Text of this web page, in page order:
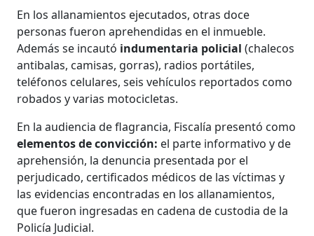
En los allanamientos ejecutados, otras doce
personas fueron aprehendidas en el inmueble.
Además se incautó indumentaria policial (chalecos
antibalas, camisas, gorras), radios portátiles,
teléfonos celulares, seis vehículos reportados como
robados y varias motocicletas.
En la audiencia de flagrancia, Fiscalía presentó como
elementos de convicción: el parte informativo y de
aprehensión, la denuncia presentada por el
perjudicado, certificados médicos de las víctimas y
las evidencias encontradas en los allanamientos,
que fueron ingresadas en cadena de custodia de la
Policía Judicial.